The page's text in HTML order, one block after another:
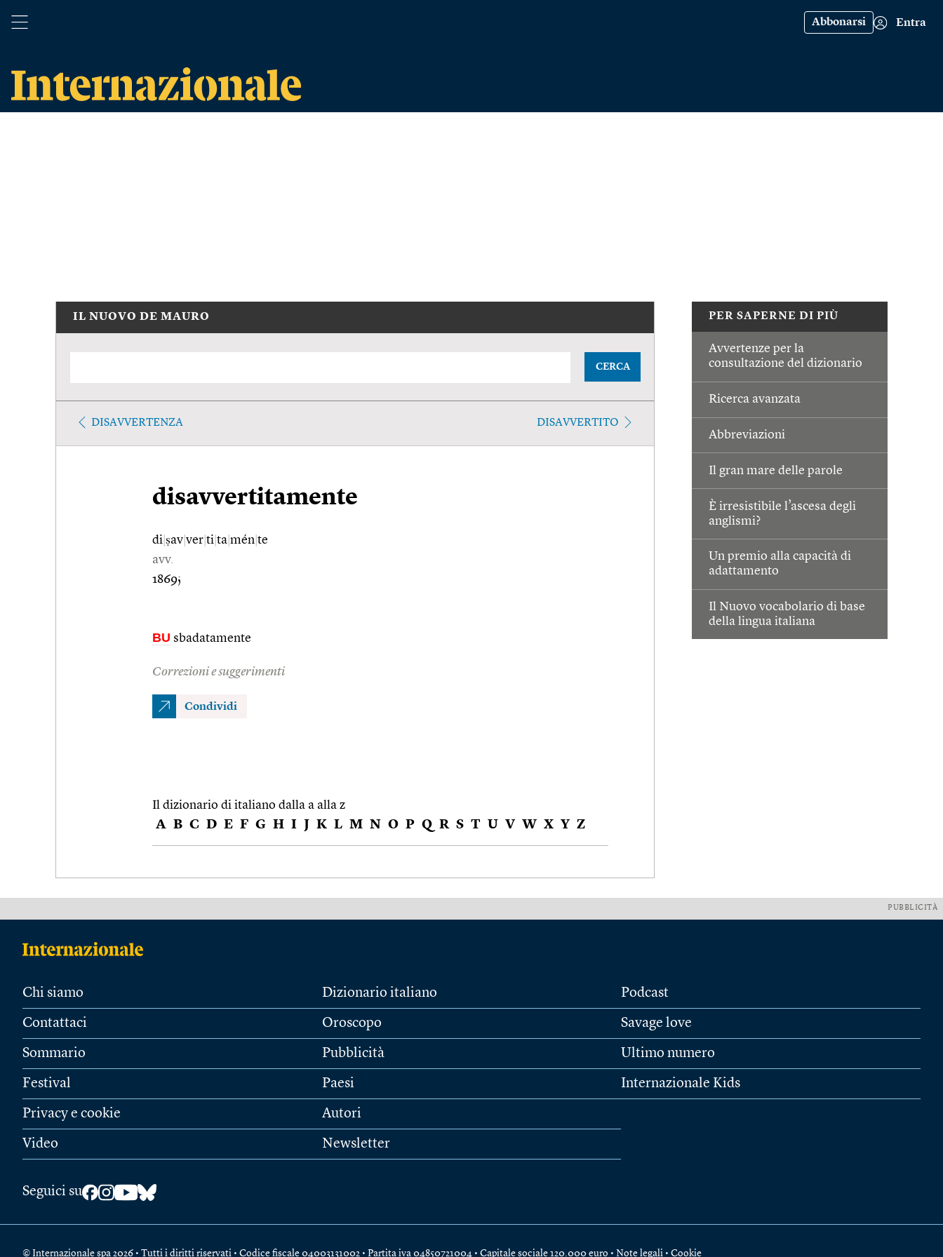
Abbonarsi Entra
PER SAPERNE DI PIÙ
Avvertenze per la
consultazione del dizionario
Ricerca avanzata
Abbreviazioni
Il gran mare delle parole
È irresistibile l’ascesa degli
anglismi?
Un premio alla capacità di
adattamento
Il Nuovo vocabolario di base
della lingua italiana
IL NUOVO DE MAURO
CERCA
DISAVVERTENZA DISAVVERTITO
disavvertitamente
di ṣav ver ti ta mén te
avv.
1869;
BU sbadatamente
Correzioni e suggerimenti
Condividi
Il dizionario di italiano dalla a alla z
A B C D E F G H I J K L M N O P Q R S T U V W X Y Z
PUBBLICITÀ
Chi siamo
Contattaci
Sommario
Festival
Privacy e cookie
Video
Dizionario italiano
Oroscopo
Pubblicità
Paesi
Autori
Newsletter
Podcast
Savage love
Ultimo numero
Internazionale Kids
Seguici su
© Internazionale spa 2026 • Tutti i diritti riservati • Codice fiscale 04003131002 • Partita iva 04850721004 • Capitale sociale 120.000 euro • Note legali • Cookie